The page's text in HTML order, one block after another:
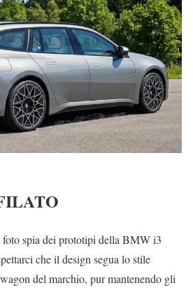
foto spia dei prototipi della BMW i3
che il design segua lo stile
del marchio, pur mantenendo gli